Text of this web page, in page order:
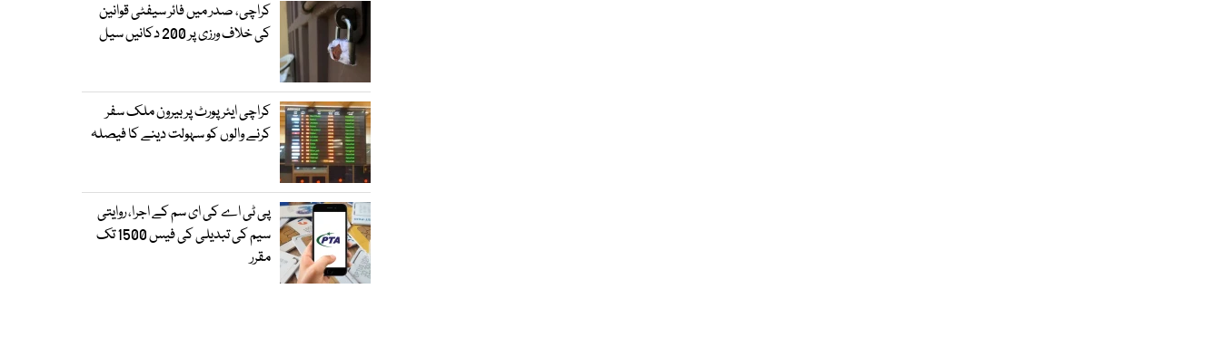
کراچی، صدر میں فائر سیفٹی قوانین
کی خلاف ورزی پر 200 دکانیں سیل
کراچی ایئرپورٹ پر بیرون ملک سفر
کرنے والوں کو سہولت دینے کا فیصلہ
پی ٹی اے کی ای سم کے اجرا، روایتی
سیم کی تبدیلی کی فیس 1500 تک
مقرر